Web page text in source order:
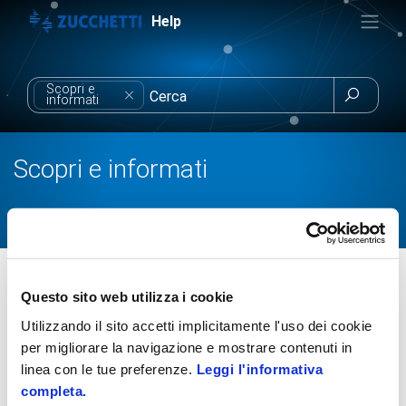
Questo sito web utilizza i cookie
Utilizzando il sito accetti implicitamente l'uso dei cookie
per migliorare la navigazione e mostrare contenuti in
linea con le tue preferenze. Leggi l'informativa
completa.
Help
Scopri e
informati 
Scopri e informati
Soluzioni Zucchetti Store
Promotori Zucchetti Store Scopri e informati
Chi è il promotore
Chi può diventare promotore